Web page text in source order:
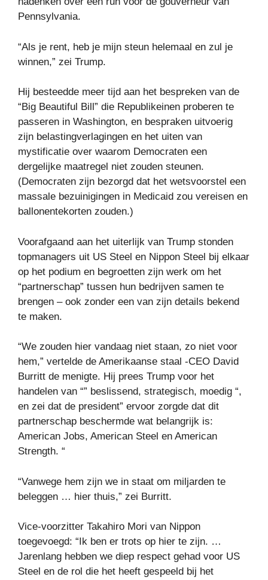
Pennsylvania.
“Als je rent, heb je mijn steun helemaal en zul je
winnen,” zei Trump.
Hij besteedde meer tijd aan het bespreken van de
“Big Beautiful Bill” die Republikeinen proberen te
passeren in Washington, en bespraken uitvoerig
zijn belastingverlagingen en het uiten van
mystificatie over waarom Democraten een
dergelijke maatregel niet zouden steunen.
(Democraten zijn bezorgd dat het wetsvoorstel een
massale bezuinigingen in Medicaid zou vereisen en
ballonentekorten zouden.)
Voorafgaand aan het uiterlijk van Trump stonden
topmanagers uit US Steel en Nippon Steel bij elkaar
op het podium en begroetten zijn werk om het
“partnerschap” tussen hun bedrijven samen te
brengen – ook zonder een van zijn details bekend
te maken.
“We zouden hier vandaag niet staan, zo niet voor
hem,” vertelde de Amerikaanse staal -CEO David
Burritt de menigte. Hij prees Trump voor het
handelen van “” beslissend, strategisch, moedig “,
en zei dat de president” ervoor zorgde dat dit
partnerschap beschermde wat belangrijk is:
American Jobs, American Steel en American
Strength. “
“Vanwege hem zijn we in staat om miljarden te
beleggen … hier thuis,” zei Burritt.
Vice-voorzitter Takahiro Mori van Nippon
toegevoegd: “Ik ben er trots op hier te zijn. …
Jarenlang hebben we diep respect gehad voor US
Steel en de rol die het heeft gespeeld bij het